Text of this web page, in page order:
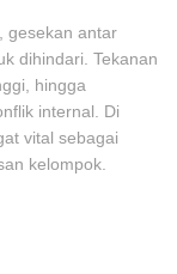
gesekan antar
dihindari. Tekanan
hingga
internal. Di
vital sebagai
kelompok.